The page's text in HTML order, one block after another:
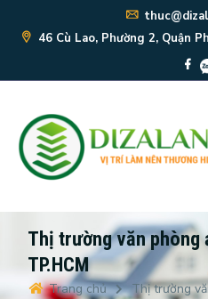
46 Cù Lao, Phường 2, Quận
Thị trường văn phòng
TP.HCM
Trang chủ
Thị trường